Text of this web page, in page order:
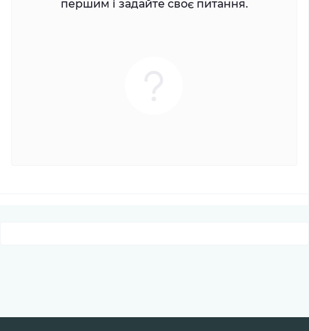
першим і задайте своє питання.